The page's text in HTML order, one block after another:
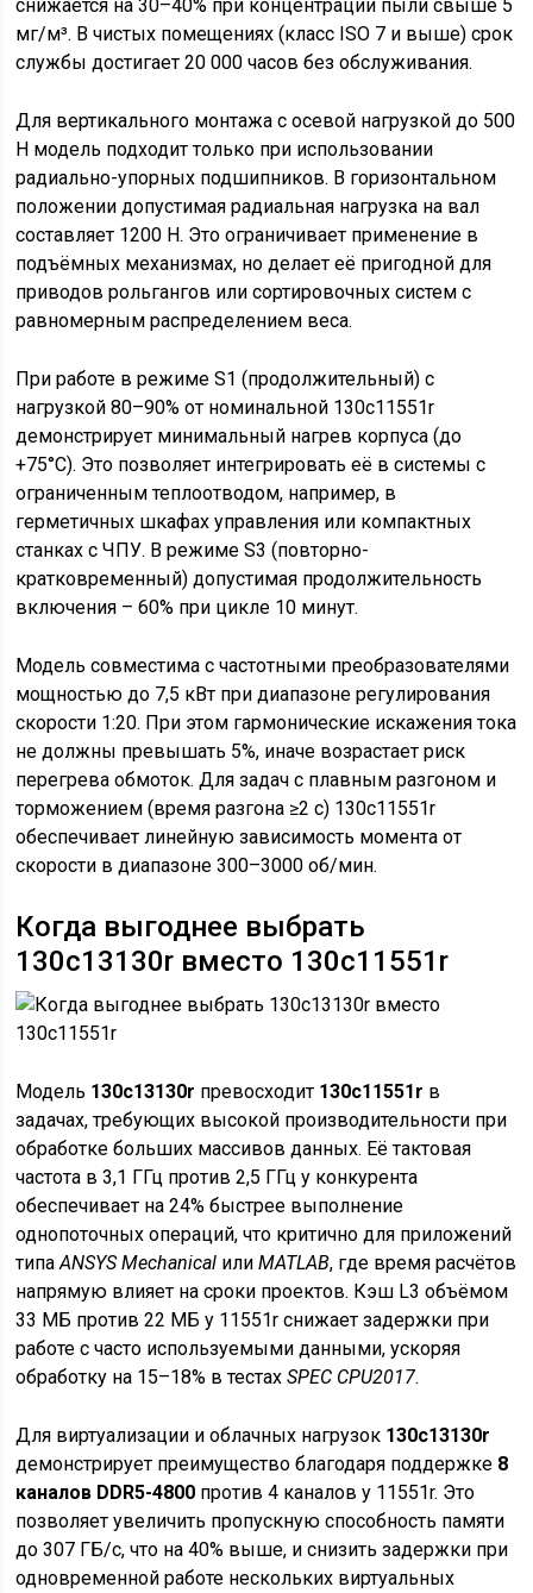
снижается на 30–40% при концентрации пыли свыше 5
мг/м³. В чистых помещениях (класс ISO 7 и выше) срок
службы достигает 20 000 часов без обслуживания.
Для вертикального монтажа с осевой нагрузкой до 500
Н модель подходит только при использовании
радиально-упорных подшипников. В горизонтальном
положении допустимая радиальная нагрузка на вал
составляет 1200 Н. Это ограничивает применение в
подъёмных механизмах, но делает её пригодной для
приводов рольгангов или сортировочных систем с
равномерным распределением веса.
При работе в режиме S1 (продолжительный) с
нагрузкой 80–90% от номинальной 130c11551r
демонстрирует минимальный нагрев корпуса (до
+75°C). Это позволяет интегрировать её в системы с
ограниченным теплоотводом, например, в
герметичных шкафах управления или компактных
станках с ЧПУ. В режиме S3 (повторно-
кратковременный) допустимая продолжительность
включения – 60% при цикле 10 минут.
Модель совместима с частотными преобразователями
мощностью до 7,5 кВт при диапазоне регулирования
скорости 1:20. При этом гармонические искажения тока
не должны превышать 5%, иначе возрастает риск
перегрева обмоток. Для задач с плавным разгоном и
торможением (время разгона ≥2 с) 130c11551r
обеспечивает линейную зависимость момента от
скорости в диапазоне 300–3000 об/мин.
Когда выгоднее выбрать
130c13130r вместо 130c11551r
Модель 130c13130r превосходит 130c11551r в
задачах, требующих высокой производительности при
обработке больших массивов данных. Её тактовая
частота в 3,1 ГГц против 2,5 ГГц у конкурента
обеспечивает на 24% быстрее выполнение
однопоточных операций, что критично для приложений
типаANSYS Mechanical илиMATLAB, где время расчётов
напрямую влияет на сроки проектов. Кэш L3 объёмом
33 МБ против 22 МБ у 11551r снижает задержки при
работе с часто используемыми данными, ускоряя
обработку на 15–18% в тестахSPEC CPU2017.
Для виртуализации и облачных нагрузок 130c13130r
демонстрирует преимущество благодаря поддержке 8
каналов DDR5-4800 против 4 каналов у 11551r. Это
позволяет увеличить пропускную способность памяти
до 307 ГБ/с, что на 40% выше, и снизить задержки при
одновременной работе нескольких виртуальных